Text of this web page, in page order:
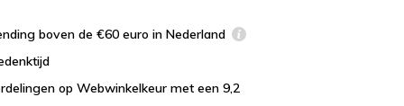
boven de €60 euro in Nederland
op Webwinkelkeur met een 9,2